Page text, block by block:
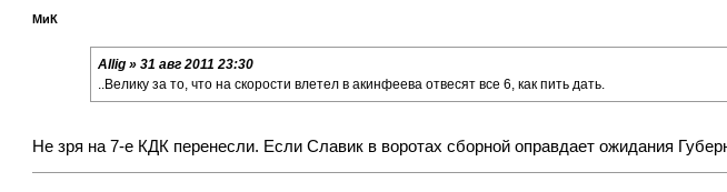
МиК
Allig » 31 авг 2011 23:30
..Велику за то, что на скорости влетел в акинфеева отвесят все 6, как пить дать.
Не зря на 7-е КДК перенесли. Если Славик в воротах сборной оправдает ожидания